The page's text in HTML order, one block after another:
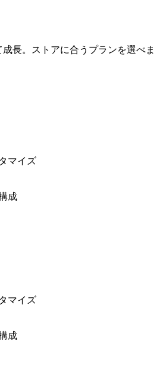
長。ストアに合うプランを選べま
マイズ
成
マイズ
成